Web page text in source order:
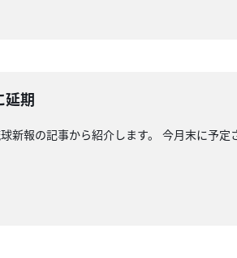
延期
新報の記事から紹介します。 今月末に予